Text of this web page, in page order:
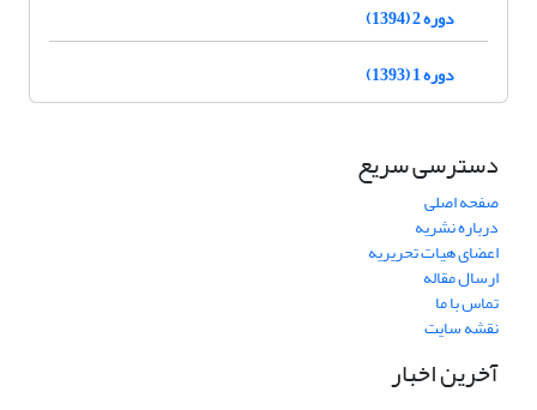
دوره 2 (1394)
دوره 1 (1393)
دسترسی سریع
صفحه اصلی
درباره نشریه
اعضای هیات تحریریه
ارسال مقاله
تماس با ما
نقشه سایت
آخرین اخبار